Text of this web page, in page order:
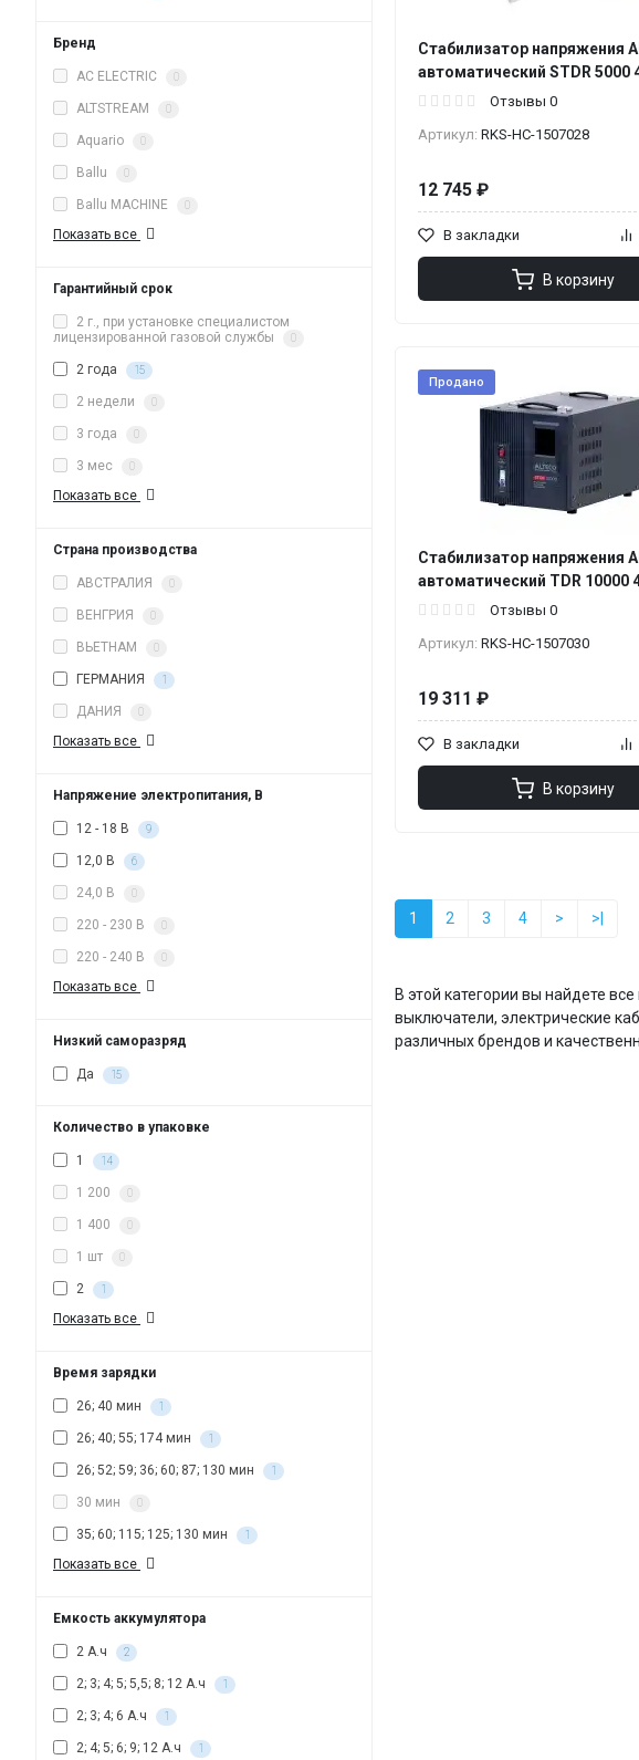
Бренд
AC ELECTRIC 0
ALTSTREAM 0
Aquario 0
Ballu 0
Ballu MACHINE 0
Показать все
Гарантийный срок
2 г., при установке специалистом
лицензированной газовой службы
0
2 года 15
2 недели 0
3 года 0
3 мес 0
Показать все
Страна производства
АВСТРАЛИЯ 0
ВЕНГРИЯ 0
ВЬЕТНАМ 0
ГЕРМАНИЯ 1
ДАНИЯ 0
Показать все
Напряжение электропитания, В
12 - 18 В 9
12,0 В 6
24,0 В 0
220 - 230 В 0
220 - 240 В 0
Показать все
Низкий саморазряд
Да 15
Количество в упаковке
1 14
1 200 0
1 400 0
1 шт 0
2 1
Показать все
Время зарядки
26; 40 мин 1
26; 40; 55; 174 мин 1
26; 52; 59; 36; 60; 87; 130 мин 1
30 мин 0
35; 60; 115; 125; 130 мин 1
Показать все
Емкость аккумулятора
2 А.ч 2
2; 3; 4; 5; 5,5; 8; 12 А.ч 1
2; 3; 4; 6 А.ч 1
2; 4; 5; 6; 9; 12 А.ч 1
Стабилизатор напряжения
автоматический STDR 5000
Отзывы 0
Артикул: RKS-НС-1507028
12 745 ₽
В закладки
В корзину
Продано
Стабилизатор напряжения
автоматический TDR 10000
Отзывы 0
Артикул: RKS-НС-1507030
19 311 ₽
В закладки
В корзину
1 2 3 4 > >|
В этой категории вы найдете
выключатели, электрические
различных брендов и